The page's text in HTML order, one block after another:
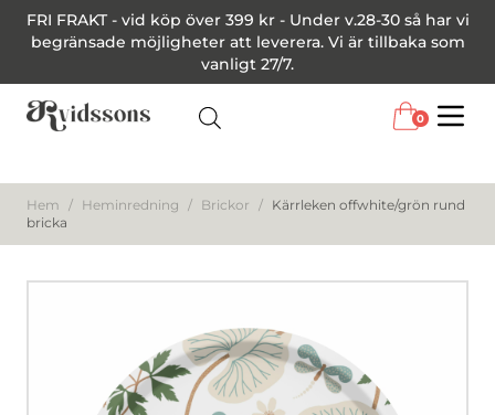
FRI FRAKT - vid köp över 399 kr - Under v.28-30 så har vi
begränsade möjligheter att leverera. Vi är tillbaka som
vanligt 27/7.
0
Hem / Heminredning / Brickor / Kärrleken offwhite/grön rund
bricka